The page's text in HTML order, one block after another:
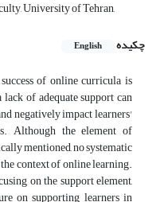
University of Tehran,
چکیده
English
of online curricula is
of adequate support can
negatively impact learners'
Although the element of
mentioned, no systematic
context of online learning.
on the support element,